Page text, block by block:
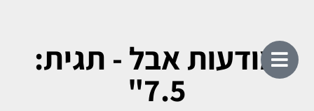
מודעות אבל - תגית:
7.5"